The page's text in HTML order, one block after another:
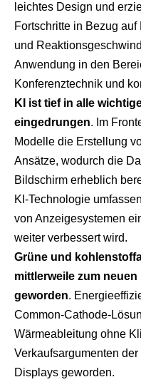
leichtes Design und
Fortschritte in Bezug
und
Anwendung in den
Konferenztechnik und
KI ist tief in alle
eingedrungen. Im
Modelle die Erstellung
Ansätze, wodurch die
Bildschirm erheblich
KI-Technologie
von Anzeigesystemen
weiter verbessert wird.
Grüne und
mittlerweile zum
geworden.
Common-Cathode-
Wärmeableitung ohne
Verkaufsargumenten
Displays geworden.